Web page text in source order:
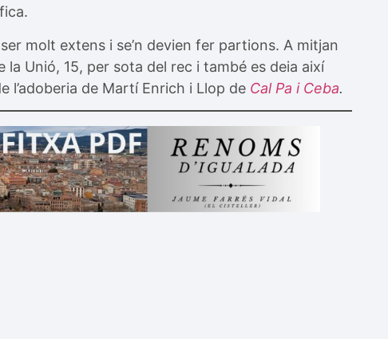
molt extens i se’n devien fer partions. A mitjan
la Unió, 15, per sota del rec i també es deia així
l’adoberia de Martí Enrich i Llop de Cal Pa i Ceba.